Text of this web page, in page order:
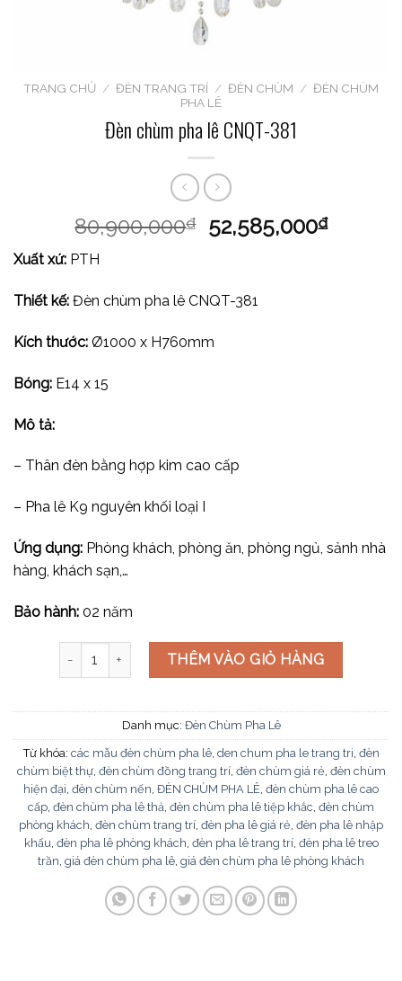
TRANG CHỦ / ĐÈN TRANG TRÍ / ĐÈN CHÙM / ĐÈN CHÙM
PHA LÊ
Đèn chùm pha lê CNQT-381
80,900,000₫ 52,585,000₫
Xuất xứ: PTH
Thiết kế: Đèn chùm pha lê CNQT-381
Kích thước: Ø1000 x H760mm
Bóng: E14 x 15
Mô tả:
– Thân đèn bằng hợp kim cao cấp
– Pha lê K9 nguyên khối loại I
Ứng dụng: Phòng khách, phòng ăn, phòng ngủ, sảnh nhà
hàng, khách sạn,…
Bảo hành: 02 năm
Đèn chùm pha lê CNQT-381 số lượng
THÊM VÀO GIỎ HÀNG
Danh mục: Đèn Chùm Pha Lê
Từ khóa: các mẫu đèn chùm pha lê, den chum pha le trang tri đèn
chùm biệt thự, đèn chùm đồng trang trí, đèn chùm giá rẻ đèn chùm
hiện đại đèn chùm nến ĐÈN CHÙM PHA LÊ đèn chùm pha lê cao
cấp đèn chùm pha lê thả đèn chùm pha lê tiệp khắc đèn chùm
phòng khách đèn chùm trang trí đèn pha lê giá rẻ đèn pha lê nhập
khẩu đèn pha lê phòng khách đèn pha lê trang trí, đèn pha lê treo
trần giá đèn chùm pha lê giá đèn chùm pha lê phòng khách